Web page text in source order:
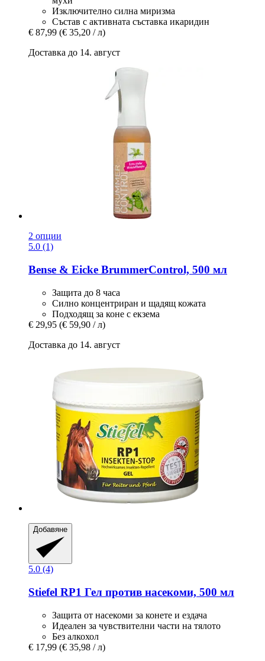
Изключително силна миризма
Състав с активната съставка икаридин
€ 87,99 (€ 35,20 / л)
Доставка до 14. август
2 опции
5.0 (1)
Bense & Eicke BrummerControl, 500 мл
Защита до 8 часа
Силно концентриран и щадящ кожата
Подходящ за коне с екзема
€ 29,95 (€ 59,90 / л)
Доставка до 14. август
Добавяне
5.0 (4)
Stiefel RP1 Гел против насекоми, 500 мл
Защита от насекоми за конете и ездача
Идеален за чувствителни части на тялото
Без алкохол
€ 17,99 (€ 35,98 / л)